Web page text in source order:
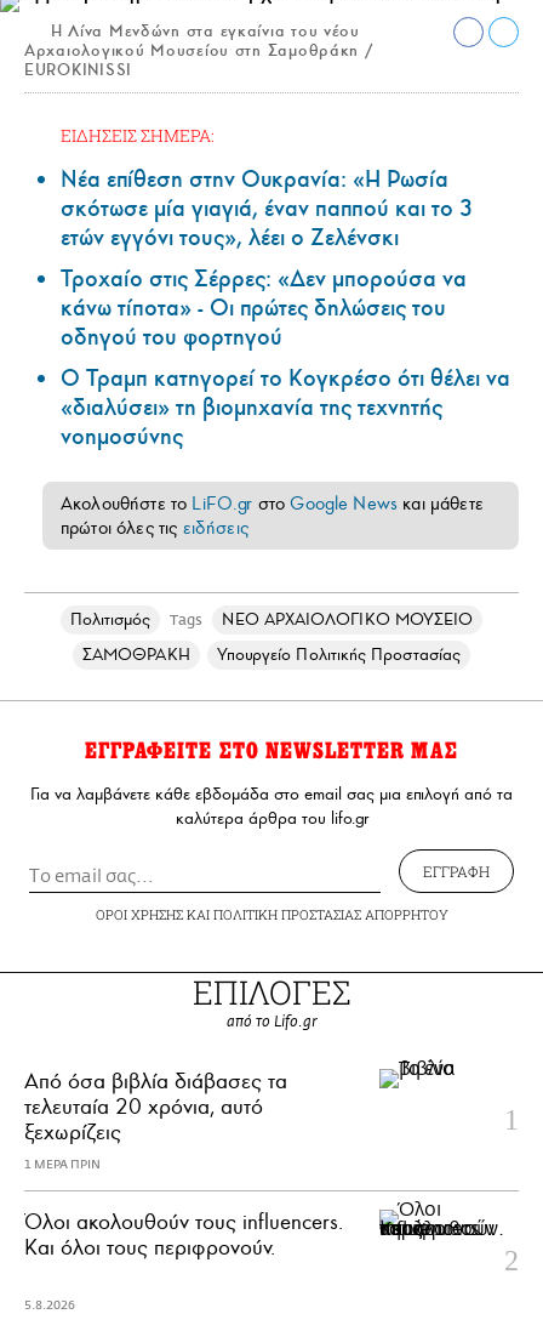
Η Λίνα Μενδώνη στα εγκαίνια του νέου
Αρχαιολογικού Μουσείου στη Σαμοθράκη /
EUROKINISSI
ΕΙΔΗΣΕΙΣ ΣΗΜΕΡΑ:
Νέα επίθεση στην Ουκρανία: «Η Ρωσία
σκότωσε μία γιαγιά, έναν παππού και το 3
ετών εγγόνι τους», λέει ο Ζελένσκι
Τροχαίο στις Σέρρες: «Δεν μπορούσα να
κάνω τίποτα» - Οι πρώτες δηλώσεις του
οδηγού του φορτηγού
Ο Τραμπ κατηγορεί το Κογκρέσο ότι θέλει να
«διαλύσει» τη βιομηχανία της τεχνητής
νοημοσύνης
Ακολουθήστε το LiFO.gr στοGoogle News και μάθετε
πρώτοι όλες τις ειδήσεις
Πολιτισμός Tags
ΝΕΟ ΑΡΧΑΙΟΛΟΓΙΚΟ ΜΟΥΣΕΙΟ
ΣΑΜΟΘΡΑΚΗ
Υπουργείο Πολιτικής Προστασίας
ΕΓΓΡΑΦΕΙΤΕ ΣΤΟ NEWSLETTER ΜΑΣ
Για να λαμβάνετε κάθε εβδομάδα στο email σας μια επιλογή από τα
καλύτερα άρθρα του lifo.gr
ΕΓΓΡΑΦΗ
ΟΡΟΙ ΧΡΗΣΗΣΚΑΙ ΠΟΛΙΤΙΚΗ ΠΡΟΣΤΑΣΙΑΣ ΑΠΟΡΡΗΤΟΥ
ΕΠΙΛΟΓΕΣ
από το Lifo.gr
Από όσα βιβλία διάβασες τα
τελευταία 20 χρόνια, αυτό
ξεχωρίζεις
1 ΜΕΡΑ ΠΡΙΝ
Όλοι ακολουθούν τους influencers.
Και όλοι τους περιφρονούν.
5.8.2026